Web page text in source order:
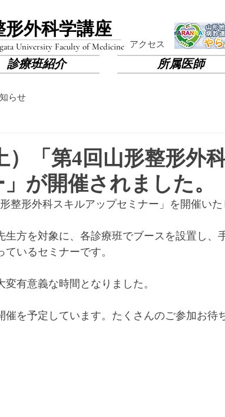
外科学講座
University Faculty of Medicine ​アクセス
診療班紹介 所属医師
らせ
）「第4回山形整形外
が開催されました。
整形外科スキルアップセミナー」を開催いた
生方を対象に、各診療班でブースを設置し、
いるセミナーです。
有意義な時間となりました。
催を予定しています。たくさんのご参加お待